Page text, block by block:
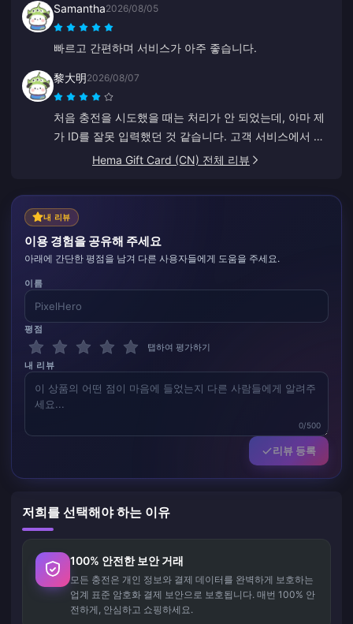
Samantha2026/08/05
빠르고 간편하며 서비스가 아주 좋습니다.
黎大明2026/08/07
처음 충전을 시도했을 때는 처리가 안 되었는데, 아마 제
가 ID를 잘못 입력했던 것 같습니다. 고객 서비스에서 환
불을 진행해 주었습니다. 두 번째 시도에서는 아무 문제
할 예정입니다.
Hema Gift Card (CN) 전체 리뷰
내 리뷰
이용 경험을 공유해 주세요
아래에 간단한 평점을 남겨 다른 사용자들에게 도움을 주세요.
이름
평점
탭하여 평가하기
내 리뷰
0/500
리뷰 등록
저희를 선택해야 하는 이유
100% 안전한 보안 거래
모든 충전은 개인 정보와 결제 데이터를 완벽하게 보호하는
업계 표준 암호화 결제 보안으로 보호됩니다. 매번 100% 안
전하게, 안심하고 쇼핑하세요.